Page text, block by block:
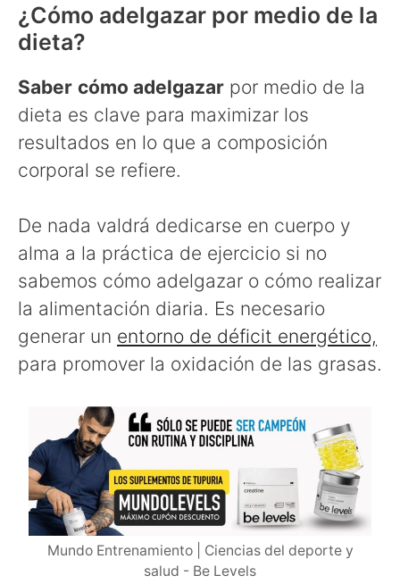
¿Cómo adelgazar por medio de la
dieta?
Saber cómo adelgazar por medio de la
dieta es clave para maximizar los
resultados en lo que a composición
corporal se refiere.
De nada valdrá dedicarse en cuerpo y
alma a la práctica de ejercicio si no
sabemos cómo adelgazar o cómo realizar
la alimentación diaria. Es necesario
generar un entorno de déficit energético,
para promover la oxidación de las grasas.
Mundo Entrenamiento | Ciencias del deporte y
salud - Be Levels